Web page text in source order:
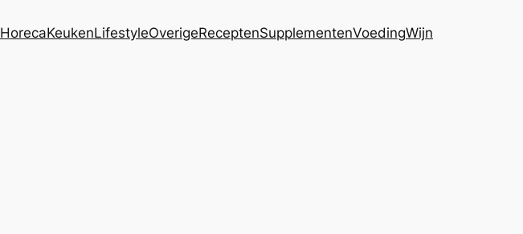
HorecaKeukenLifestyleOverigeReceptenSupplementenVoedingWijn